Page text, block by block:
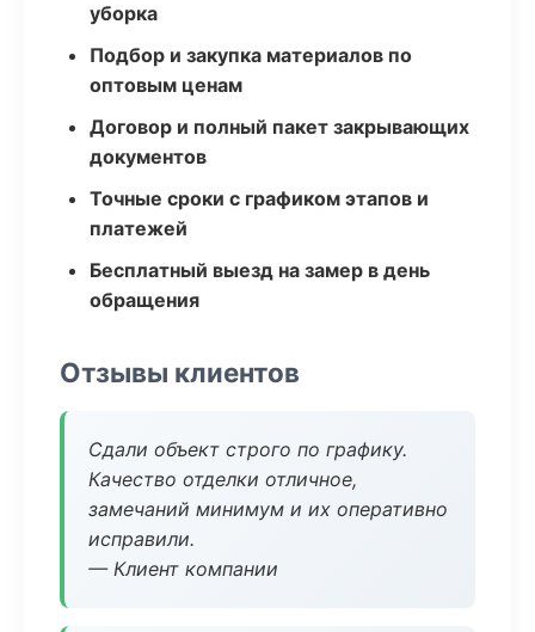
уборка
Подбор и закупка материалов по
оптовым ценам
Договор и полный пакет закрывающих
документов
Точные сроки с графиком этапов и
платежей
Бесплатный выезд на замер в день
обращения
Отзывы клиентов
Сдали объект строго по графику.
Качество отделки отличное,
замечаний минимум и их оперативно
исправили.
— Клиент компании